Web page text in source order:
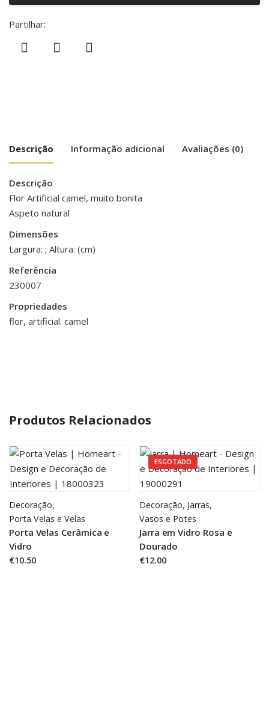
Partilhar:
Descrição Informação adicional Avaliações (0)
Descrição
Flor Artificial camel, muito bonita
Aspeto natural
Dimensões
Largura: ; Altura: (cm)
Referência
230007
Propriedades
flor, artificial. camel
Peso 0.100 kg
Dimensões
There are no reviews yet.
Be the first to review “Flor Artificial –
Camel”
You must be <a href="https://www.homeart.pt/minha-
conta/">logged in</a> to post a review.
Produtos Relacionados
Decoração,
Porta Velas e Velas
Porta Velas Cerâmica e
Vidro
€10.50
ESGOTADO
Decoração, Jarras,
Vasos e Potes
Jarra em Vidro Rosa e
Dourado
€12.00